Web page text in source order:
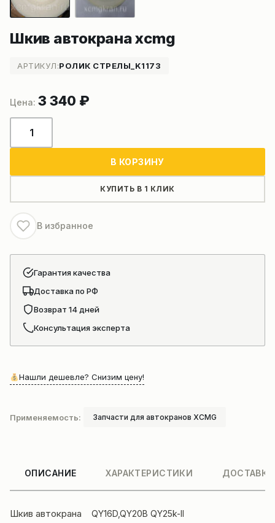
Шкив автокрана xcmg
АРТИКУЛ:РОЛИК СТРЕЛЫ_K1173
3 340 ₽
товара
В КОРЗИНУ
КУПИТЬ В 1 КЛИК
В избранное
Гарантия качества
Доставка по РФ
Возврат 14 дней
Консультация эксперта
Нашли дешевле? Снизим цену!
Применяемость: Запчасти для автокранов XCMG
ОПИСАНИЕ ХАРАКТЕРИСТИКИ
Шкив автокрана
QY16D,QY20B QY25k-II